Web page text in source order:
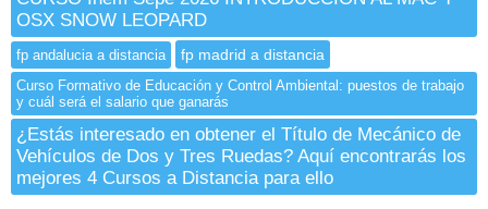
OSX SNOW LEOPARD
fp andalucia a distancia fp madrid a distancia
Curso Formativo de Educación y Control Ambiental: puestos de trabajo
y cuál será el salario que ganarás
¿Estás interesado en obtener el Título de Mecánico de
Vehículos de Dos y Tres Ruedas? Aquí encontrarás los
mejores 4 Cursos a Distancia para ello